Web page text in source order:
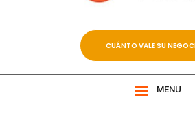
CUÁNTO VALE SU
MENU